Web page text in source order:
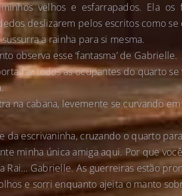
velhos e esfarrapados. Ela os
deslizarem pelos escritos como
a rainha para si mesma.
observa esse ‘fantasma’ de Gabrielle.
faz todos as ocupantes do quarto se
na cabana, levemente se curvando
da escrivaninha, cruzando o quarto
minha única amiga aqui. Por que
Rai… Gabrielle. As guerreiras estão
e sorri enquanto ajeita o manto